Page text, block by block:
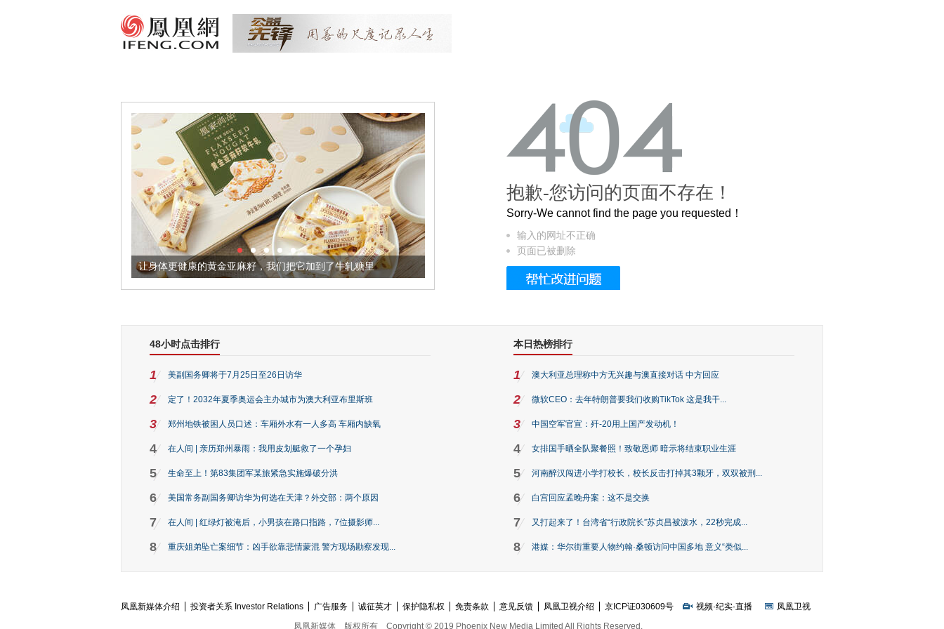
让身体更健康的黄金亚麻籽，我们把它加到了牛轧糖里 被列入佛家七宝的它到底有多美？
抱歉-您访问的页面不存在！
Sorry-We cannot find the page you requested！
输入的网址不正确
页面已被删除
48小时点击排行
1 美副国务卿将于7月25日至26日访华
2 定了！2032年夏季奥运会主办城市为澳大利亚布里斯班
3 郑州地铁被困人员口述：车厢外水有一人多高 车厢内缺氧
4 在人间 | 亲历郑州暴雨：我用皮划艇救了一个孕妇
5 生命至上！第83集团军某旅紧急实施爆破分洪
6 美国常务副国务卿访华为何选在天津？外交部：两个原因
7 在人间 | 红绿灯被淹后，小男孩在路口指路，7位摄影师...
8 重庆姐弟坠亡案细节：凶手欲靠悲情蒙混 警方现场勘察发现...
本日热榜排行
1 澳大利亚总理称中方无兴趣与澳直接对话 中方回应
2 微软CEO：去年特朗普要我们收购TikTok 这是我干...
3 中国空军官宣：歼-20用上国产发动机！
4 女排国手晒全队聚餐照！致敬恩师 暗示将结束职业生涯
5 河南醉汉闯进小学打校长，校长反击打掉其3颗牙，双双被刑...
6 白宫回应孟晚舟案：这不是交换
7 又打起来了！台湾省“行政院长”苏贞昌被泼水，22秒完成...
8 港媒：华尔街重要人物约翰·桑顿访问中国多地 意义“类似...
凤凰新媒体介绍 投资者关系 Investor Relations 广告服务 诚征英才 保护隐私权 免责条款 意见反馈 凤凰卫视介绍 京ICP证030609号 视频·纪实·直播
凤凰卫视
凤凰新媒体
版权所有 Copyright © 2019 Phoenix New Media Limited All Rights Reserved.